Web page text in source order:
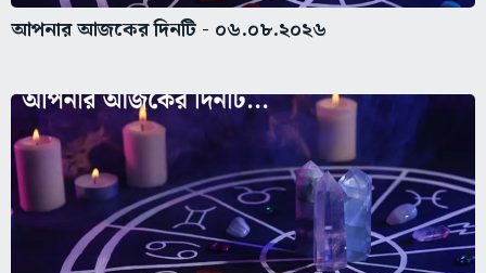
আপনার আজকের দিনটি - ০৬.০৮.২০২৬